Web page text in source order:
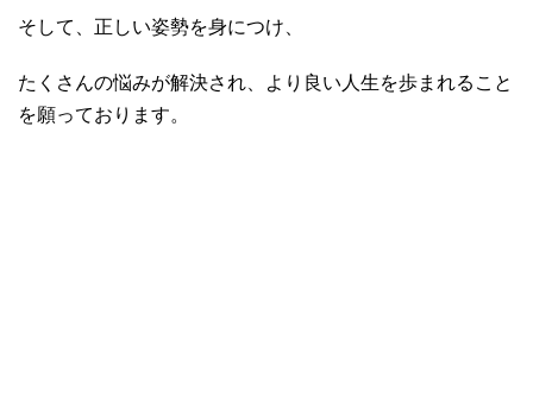
そして、正しい姿勢を身につけ、
たくさんの悩みが解決され、より良い人生を歩まれること
を願っております。